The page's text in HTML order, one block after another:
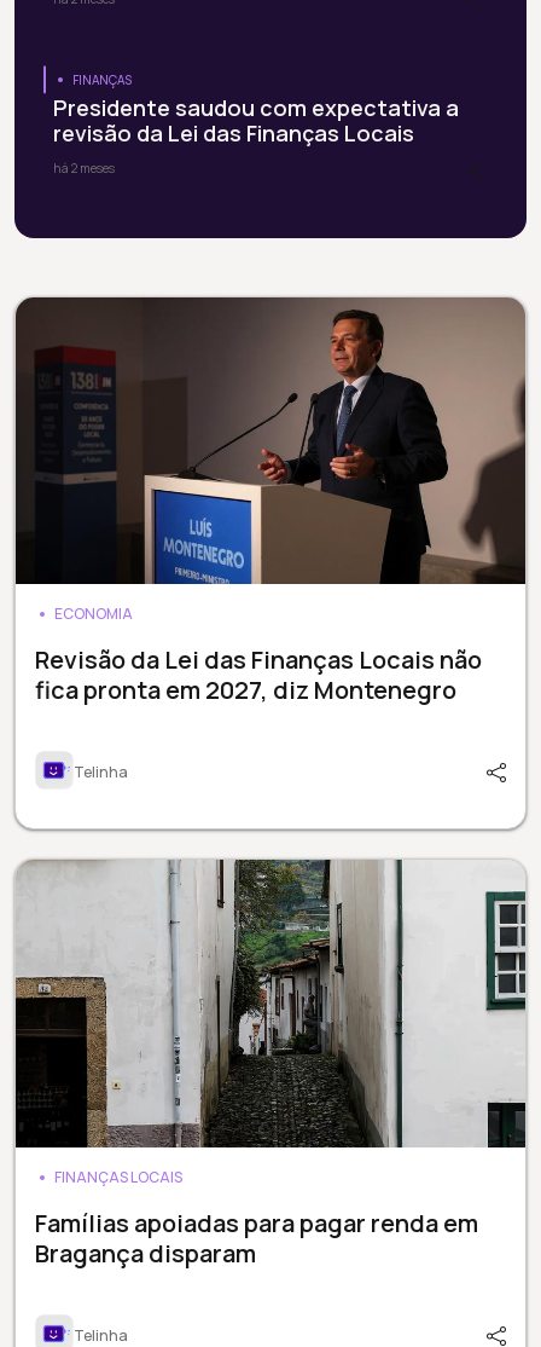
FINANÇAS
Presidente saudou com expectativa a
revisão da Lei das Finanças Locais
há 2 meses
ECONOMIA
Revisão da Lei das Finanças Locais não
fica pronta em 2027, diz Montenegro
Telinha
FINANÇAS LOCAIS
Famílias apoiadas para pagar renda em
Bragança disparam
Telinha